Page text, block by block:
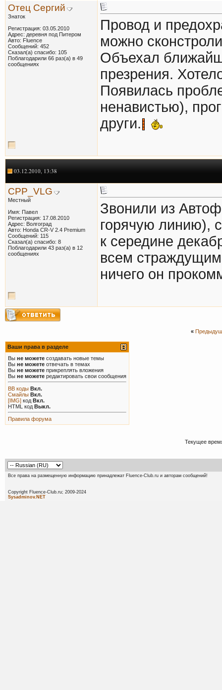
Отец Сергий
Знаток
Регистрация: 03.05.2010
Адрес: деревня под Питером
Авто: Fluence
Сообщений: 452
Сказал(а) спасибо: 105
Поблагодарили 66 раз(а) в 49
сообщениях
Провод и
можно
Объехал
презрения.
Появилась
ненавистью),
други.
03.12.2010, 13:38
CPP_VLG
Местный
Имя: Павел
Регистрация: 17.08.2010
Адрес: Волгоград
Авто: Honda CR-V 2.4 Premium
Сообщений: 115
Сказал(а) спасибо: 8
Поблагодарили 43 раз(а) в 12
сообщениях
Звонили из
горячую линию),
к середине
всем
ничего он
«
Ваши права в разделе
Вы не можете создавать новые темы
Вы не можете отвечать в темах
Вы не можете прикреплять вложения
Вы не можете редактировать свои сообщения
BB коды Вкл.
Смайлы Вкл.
[IMG] код Вкл.
HTML код Выкл.
Правила форума
Текущее
Все права на размещенную информацию принадлежат Fluence-Club.ru и авторам сообщений!
Copyright Fluence-Club.ru;
Sysadminov.NET